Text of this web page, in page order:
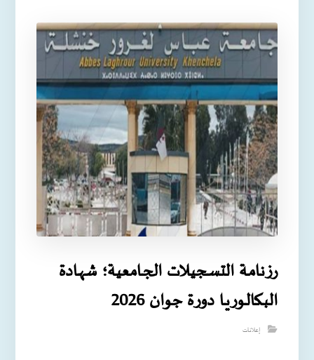
رزنامـة التسـجيـلات الجـامعية؛ شهـادة
البـكالـوريـا دورة جوان 2026
إعلانات